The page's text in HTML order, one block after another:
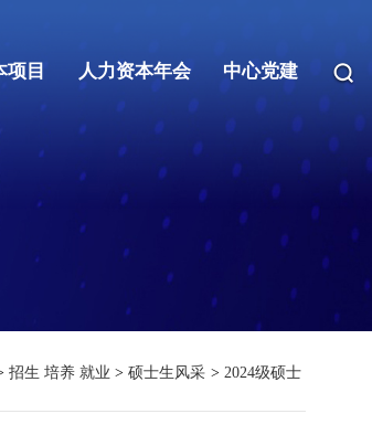
项目 人力资本年会 中心党建
招生 培养 就业 > 硕士生风采 > 2024级硕士